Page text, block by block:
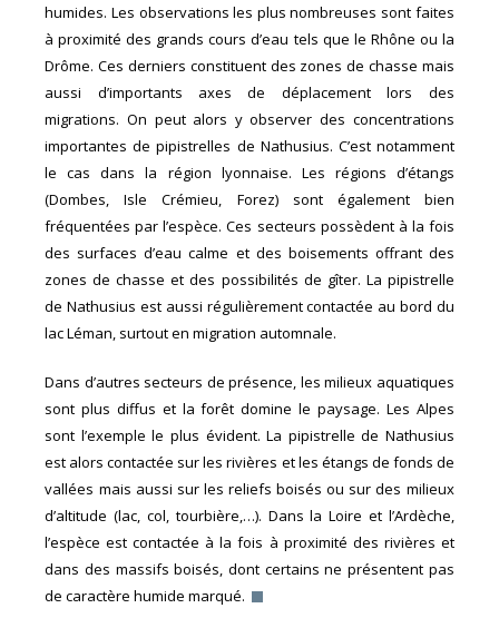
humides. Les observations les plus nombreuses sont faites
à proximité des grands cours d’eau tels que le Rhône ou la
Drôme. Ces derniers constituent des zones de chasse mais
aussi d’importants axes de déplacement lors des
migrations. On peut alors y observer des concentrations
importantes de pipistrelles de Nathusius. C’est notamment
le cas dans la région lyonnaise. Les régions d’étangs
(Dombes, Isle Crémieu, Forez) sont également bien
fréquentées par l’espèce. Ces secteurs possèdent à la fois
des surfaces d’eau calme et des boisements offrant des
zones de chasse et des possibilités de gîter. La pipistrelle
de Nathusius est aussi régulièrement contactée au bord du
lac Léman, surtout en migration automnale.
Dans d’autres secteurs de présence, les milieux aquatiques
sont plus diffus et la forêt domine le paysage. Les Alpes
sont l’exemple le plus évident. La pipistrelle de Nathusius
est alors contactée sur les rivières et les étangs de fonds de
vallées mais aussi sur les reliefs boisés ou sur des milieux
d’altitude (lac, col, tourbière,…). Dans la Loire et l’Ardèche,
l’espèce est contactée à la fois à proximité des rivières et
dans des massifs boisés, dont certains ne présentent pas
de caractère humide marqué.